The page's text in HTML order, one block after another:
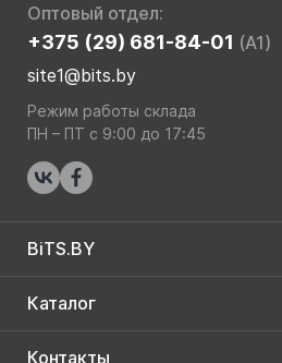
Оптовый отдел:
+375 (29) 681-84-01 (A1)
site1@bits.by
Режим работы склада
ПН – ПТ с 9:00 до 17:45
BiTS.BY
Каталог
Контакты